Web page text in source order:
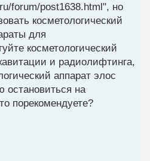
forum/post1638.html", но
косметологический
для
косметологический
и радиолифтинга,
аппарат элос
остановиться на
порекомендуете?